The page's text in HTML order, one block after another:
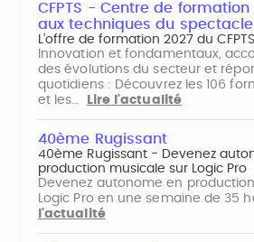
CFPTS - Centre de
aux techniques du spectacle
L’offre de formation 2027 du
Innovation et fondamentaux,
des évolutions du secteur et
quotidiens : Découvrez les 106
et les…
Lire l'actualité
40ème Rugissant
40ème Rugissant - Devenez
production musicale sur Logic Pro
Devenez autonome en
Logic Pro en une semaine de 35
l'actualité